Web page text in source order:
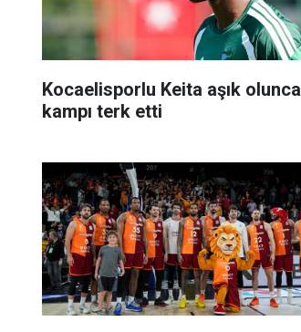
Kocaelisporlu Keita aşık olunca
kampı terk etti